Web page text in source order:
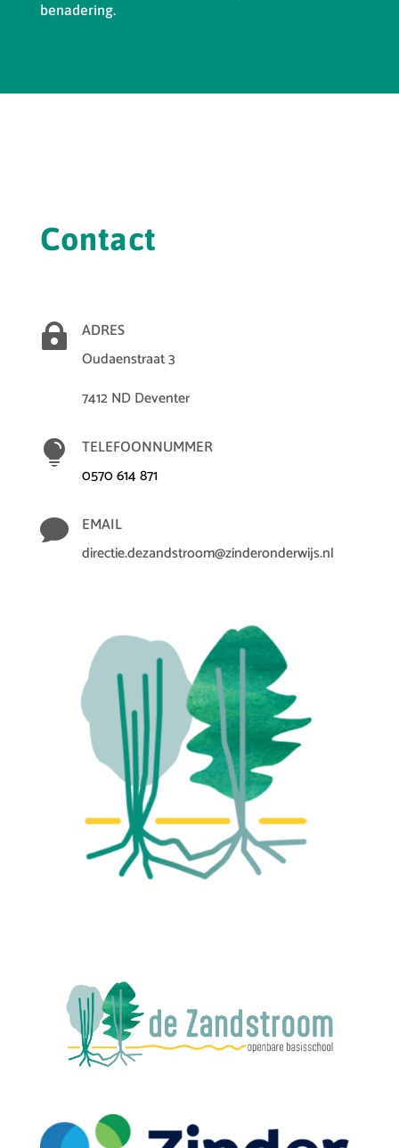
benadering.
Contact
 ADRES
Oudaenstraat 3
7412 ND Deventer
 TELEFOONNUMMER
0570 614 871
 EMAIL
directie.dezandstroom@zinderonderwijs.nl